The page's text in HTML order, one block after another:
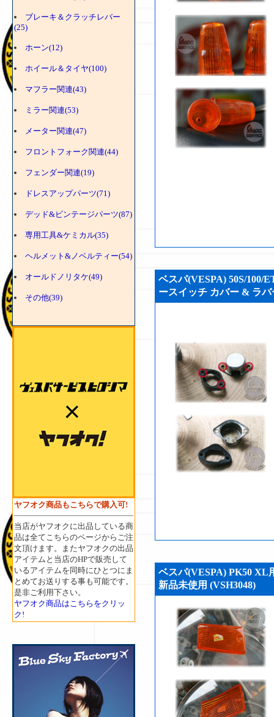
ブレーキ＆クラッチレバー
(25)
ホーン(12)
ホイール＆タイヤ(100)
マフラー関連(43)
ミラー関連(53)
メーター関連(47)
フロントフォーク関連(44)
フェンダー関連(19)
ドレスアップパーツ(71)
デッド&ビンテージパーツ(87)
専用工具&ケミカル(35)
ヘルメット&ノベルティー(54)
オールドノリタケ(49)
その他(39)
ヤフオク商品もこちらで購入可!
当店がヤフオクに出品している商
品は全てこちらのページからご注
文頂けます。またヤフオクの出品
アイテムと当店のHPで販売して
いるアイテムを同時にひとつにま
とめてお送りする事も可能です。
是非ご利用下さい。
ヤフオク商品はこちらをクリッ
ク!
ベスパ(VESPA) 50S/100/
ースイッチ カバー & ラバ
ベスパ(VESPA) PK50
新品未使用 (VSH3048)